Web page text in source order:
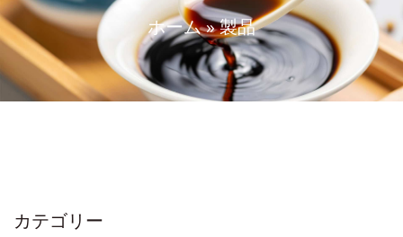
に
ス
ッ
プ
ホーム»製品
カテゴリー